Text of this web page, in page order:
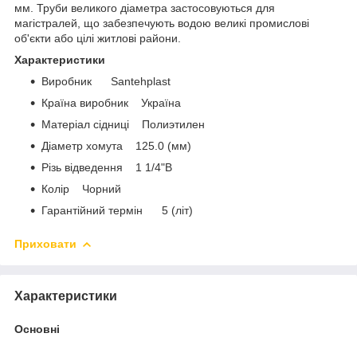
мм. Труби великого діаметра застосовуються для
магістралей, що забезпечують водою великі промислові
об'єкти або цілі житлові райони.
Характеристики
Виробник Santehplast
Країна виробник Україна
Матеріал сідниці Полиэтилен
Діаметр хомута 125.0 (мм)
Різь відведення 1 1/4"В
Колір Чорний
Гарантійний термін 5 (літ)
Приховати
Характеристики
Основні